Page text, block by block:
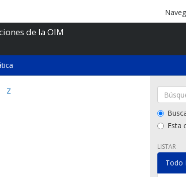
de la OIM
Z
Esta
LISTAR
Todo